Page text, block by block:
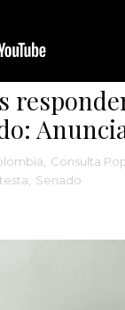
Consulta
Senado